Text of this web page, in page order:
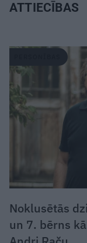
ATTIECĪBAS
Noklusētās
un 7. bērns